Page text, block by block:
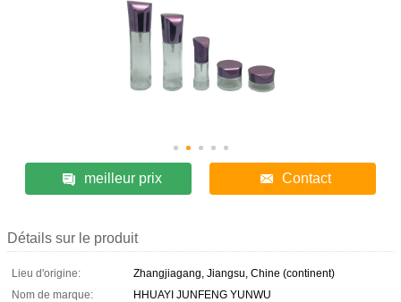
meilleur prix Contact
Détails sur le produit
Lieu d'origine:
Zhangjiagang, Jiangsu, Chine (continent)
Nom de marque:
HHUAYI JUNFENG YUNWU